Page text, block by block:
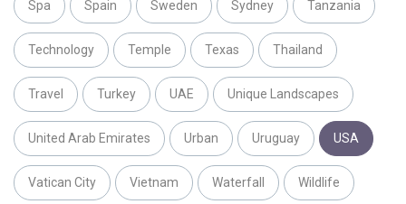
Spa Spain Sweden Sydney Tanzania
Technology Temple Texas Thailand
Travel Turkey UAE Unique Landscapes
United Arab Emirates Urban Uruguay USA
Vatican City Vietnam Waterfall Wildlife